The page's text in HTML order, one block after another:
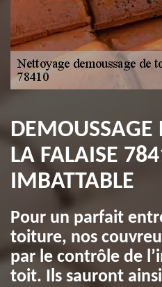
DEMOUSSAGE
LA FALAISE
IMBATTABLE
Pour un parfait
toiture, nos
par le contrôle de
toit. Ils sauront